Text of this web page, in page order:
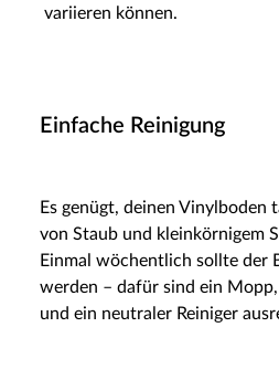
variieren können.
Einfache Reinigung
Es genügt, deinen Vinylboden
von Staub und kleinkörnigem
Einmal wöchentlich sollte der
werden – dafür sind ein
und ein neutraler Reiniger